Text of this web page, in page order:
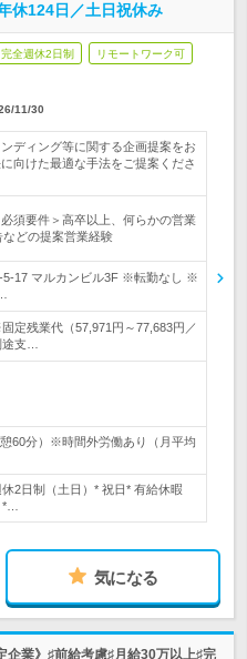
休124日／土日祝休み
完全週休2日制 リモートワーク可
11/30
ディング等に関する企画提案をお
向けた最適な手法をご提案くださ
須要件＞高卒以上、何らかの営業
どの提案営業経験
5-17 マルカンビル3F ※転勤なし ※
定残業代（57,971円～77,683円／
支…
60分）※時間外労働あり（月平均
2日制（土日）* 祝日* 有給休暇
気になる
業》♯前給考慮♯月給30万以上♯完